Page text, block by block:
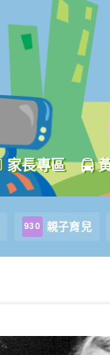
家長專區
930 親子育兒